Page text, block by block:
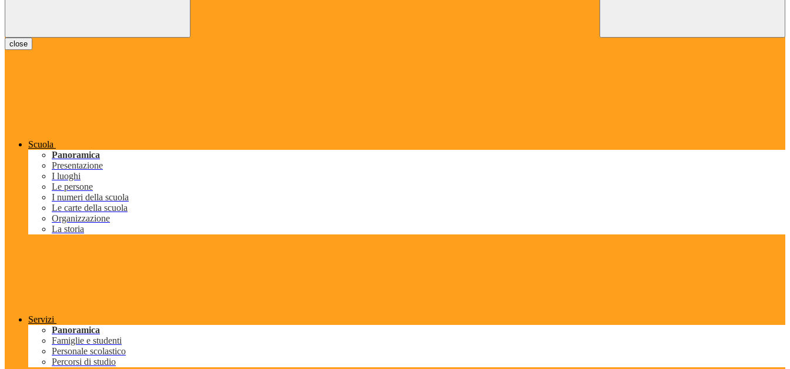
close
Scuola
Panoramica
Presentazione
I luoghi
Le persone
I numeri della scuola
Le carte della scuola
Organizzazione
La storia
Servizi
Panoramica
Famiglie e studenti
Personale scolastico
Percorsi di studio